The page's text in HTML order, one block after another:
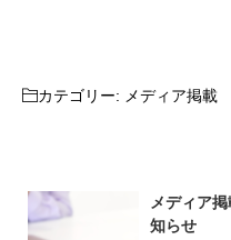
カテゴリー: メディア掲載
メディア
知らせ